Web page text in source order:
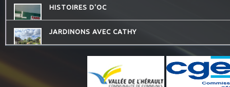
HISTOIRES D'OC
JARDINONS AVEC CATHY
DESTINATION TENDRESSE
THE QUICK TALK